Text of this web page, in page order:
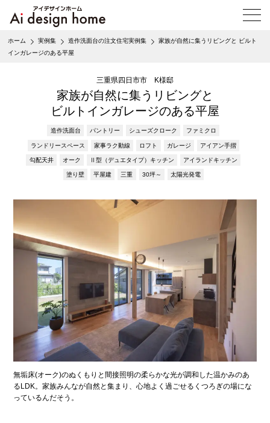
メ
ニ
ー
ホーム 実例集 造作洗面台の注文住宅実例集
家族が自然に集うリビングと ビルト
インガレージのある平屋
三重県四日市市 K様邸
家族が自然に集うリビングと
ビルトインガレージのある平屋
造作洗面台 パントリー シューズクローク ファミクロ
ランドリースペース 家事ラク動線 ロフト ガレージ アイアン手摺
勾配天井 オーク Ⅱ型（デュエタイプ）キッチン アイランドキッチン
塗り壁 平屋建 三重 30坪～ 太陽光発電
無垢床(オーク)のぬくもりと間接照明の柔らかな光が調和した温かみのあ
るLDK。家族みんなが自然と集まり、心地よく過ごせるくつろぎの場にな
っているんだそう。